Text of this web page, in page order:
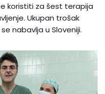
koristiti za šest terapija
Ukupan trošak
nabavlja u Sloveniji.